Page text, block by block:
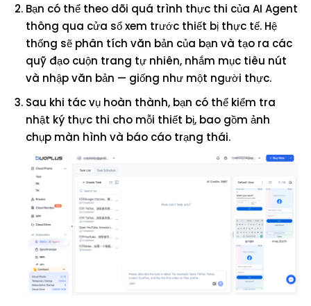
Bạn có thể theo dõi quá trình thực thi của AI Agent
thông qua cửa sổ xem trước thiết bị thực tế. Hệ
thống sẽ phân tích văn bản của bạn và tạo ra các
quỹ đạo cuộn trang tự nhiên, nhắm mục tiêu nút
và nhập văn bản — giống như một người thực.
Sau khi tác vụ hoàn thành, bạn có thể kiểm tra
nhật ký thực thi cho mỗi thiết bị, bao gồm ảnh
chụp màn hình và báo cáo trạng thái.